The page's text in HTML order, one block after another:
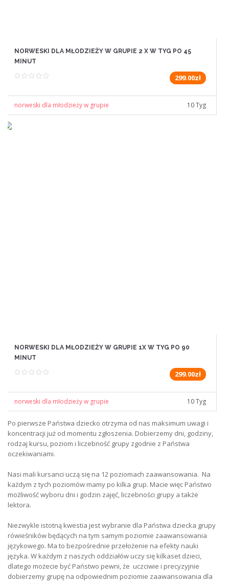
NORWESKI DLA MŁODZIEŻY W GRUPIE 2 X W TYG PO 45
MINUT
299.00zł
norweski dla młodzieży w grupie 10 Tyg
NORWESKI DLA MŁODZIEŻY W GRUPIE 1X W TYG PO 90
MINUT
299.00zł
norweski dla młodzieży w grupie 10 Tyg
Po pierwsze Państwa dziecko otrzyma od nas maksimum uwagi i
koncentracji już od momentu zgłoszenia. Dobierzemy dni, godziny,
rodzaj kursu, poziom i liczebność grupy zgodnie z Państwa
oczekiwaniami.
Nasi mali kursanci uczą się na 12 poziomach zaawansowania. Na
każdym z tych poziomów mamy po kilka grup. Macie więc Państwo
możliwość wyboru dni i godzin zajęć, liczebności grupy a także
lektora.
Niezwykle istotną kwestia jest wybranie dla Państwa dziecka grupy
rówieśników będących na tym samym poziomie zaawansowania
językowego. Ma to bezpośrednie przełożenie na efekty nauki
języka. W każdym z naszych oddziałów uczy się kilkaset dzieci,
dlatego możecie być Państwo pewni, że uczciwie i precyzyjnie
dobierzemy grupę na odpowiednim poziomie zaawansowania dla